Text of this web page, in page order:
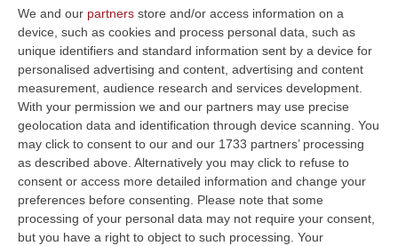
We and our partners store and/or access information on a
device, such as cookies and process personal data, such as
unique identifiers and standard information sent by a device for
personalised advertising and content, advertising and content
measurement, audience research and services development.
With your permission we and our partners may use precise
geolocation data and identification through device scanning. You
may click to consent to our and our 1733 partners’ processing
as described above. Alternatively you may click to refuse to
consent or access more detailed information and change your
preferences before consenting. Please note that some
processing of your personal data may not require your consent,
but you have a right to object to such processing. Your
Calabria in ritardo con la ripresa, Bianchi:
«Il Pnrr resta decisivo»
Il direttore della Svimez denuncia il sistema
discriminante dei bandi. E sulla fuga di
cervelli: «Non si possono offrire ai laureati